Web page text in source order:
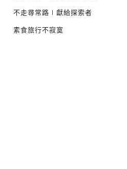
不走尋常路∣獻給探索者
素食旅行不寂寞